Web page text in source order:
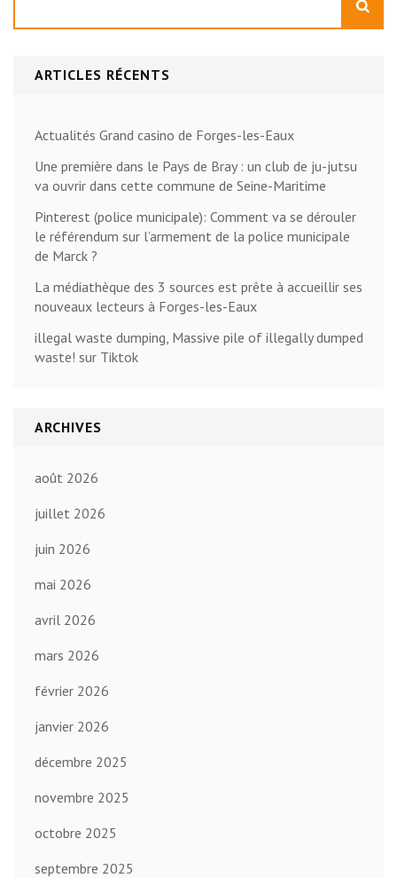
ARTICLES RÉCENTS
Actualités Grand casino de Forges-les-Eaux
Une première dans le Pays de Bray : un club de ju-jutsu
va ouvrir dans cette commune de Seine-Maritime
Pinterest (police municipale): Comment va se dérouler
le référendum sur l’armement de la police municipale
de Marck ?
La médiathèque des 3 sources est prête à accueillir ses
nouveaux lecteurs à Forges-les-Eaux
illegal waste dumping, Massive pile of illegally dumped
waste! sur Tiktok
ARCHIVES
août 2026
juillet 2026
juin 2026
mai 2026
avril 2026
mars 2026
février 2026
janvier 2026
décembre 2025
novembre 2025
octobre 2025
septembre 2025